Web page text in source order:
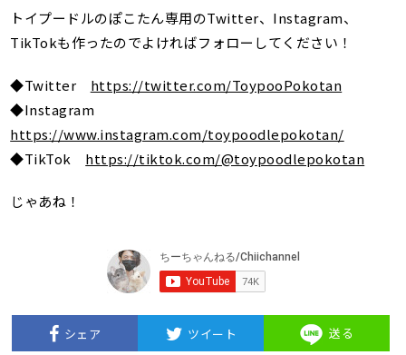
トイプードルのぽこたん専用のTwitter、Instagram、
TikTokも作ったのでよければフォローしてください！
◆Twitter https://twitter.com/ToypooPokotan
◆Instagram
https://www.instagram.com/toypoodlepokotan/
◆TikTok https://tiktok.com/@toypoodlepokotan
じゃあね！
シェア ツイート 送る